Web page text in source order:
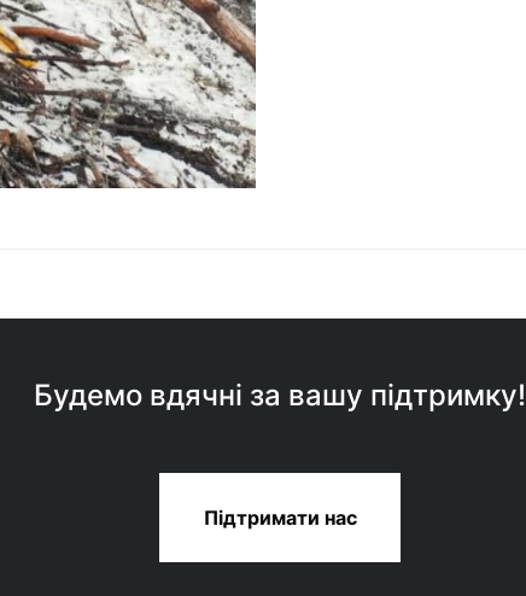
Будемо вдячні за вашу підтримку!
Підтримати нас